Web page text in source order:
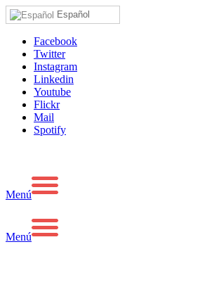
Español
Facebook
Twitter
Instagram
Linkedin
Youtube
Flickr
Mail
Spotify
Menú
Menú